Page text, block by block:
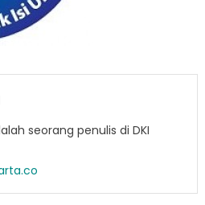
seorang penulis di DKI